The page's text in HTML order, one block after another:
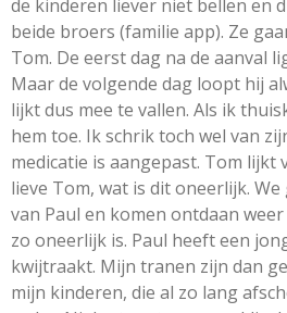
de kinderen liever niet bellen en
beide broers (familie app). Ze
Tom. De eerst dag na de aanval
Maar de volgende dag loopt hij
lijkt dus mee te vallen. Als ik
hem toe. Ik schrik toch wel van
medicatie is aangepast. Tom lijkt
lieve Tom, wat is dit oneerlijk.
van Paul en komen ontdaan
zo oneerlijk is. Paul heeft een
kwijtraakt. Mijn tranen zijn dan
mijn kinderen, die al zo lang